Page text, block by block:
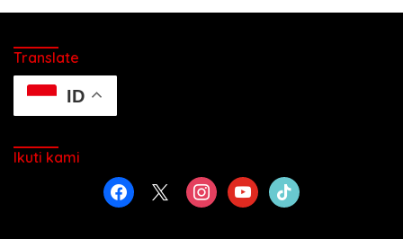
Translate
ID
Ikuti kami
facebook instagramyoutubetiktok